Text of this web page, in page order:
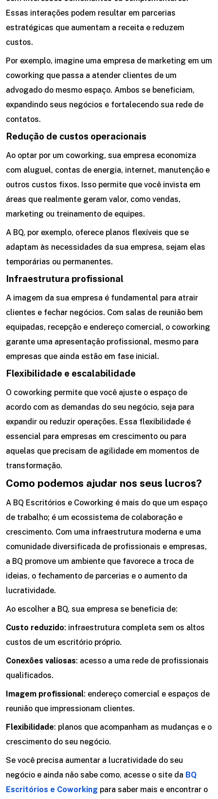
Essas interações podem resultar em parcerias
estratégicas que aumentam a receita e reduzem
custos.
Por exemplo, imagine uma empresa de marketing em um
coworking que passa a atender clientes de um
advogado do mesmo espaço. Ambos se beneficiam,
expandindo seus negócios e fortalecendo sua rede de
contatos.
Redução de custos operacionais
Ao optar por um coworking, sua empresa economiza
com aluguel, contas de energia, internet, manutenção e
outros custos fixos. Isso permite que você invista em
áreas que realmente geram valor, como vendas,
marketing ou treinamento de equipes.
A BQ, por exemplo, oferece planos flexíveis que se
adaptam às necessidades da sua empresa, sejam elas
temporárias ou permanentes.
Infraestrutura profissional
A imagem da sua empresa é fundamental para atrair
clientes e fechar negócios. Com salas de reunião bem
equipadas, recepção e endereço comercial, o coworking
garante uma apresentação profissional, mesmo para
empresas que ainda estão em fase inicial.
Flexibilidade e escalabilidade
O coworking permite que você ajuste o espaço de
acordo com as demandas do seu negócio, seja para
expandir ou reduzir operações. Essa flexibilidade é
essencial para empresas em crescimento ou para
aquelas que precisam de agilidade em momentos de
transformação.
Como podemos ajudar nos seus lucros?
A BQ Escritórios e Coworking é mais do que um espaço
de trabalho; é um ecossistema de colaboração e
crescimento. Com uma infraestrutura moderna e uma
comunidade diversificada de profissionais e empresas,
a BQ promove um ambiente que favorece a troca de
ideias, o fechamento de parcerias e o aumento da
lucratividade.
Ao escolher a BQ, sua empresa se beneficia de:
Custo reduzido: infraestrutura completa sem os altos
custos de um escritório próprio.
Conexões valiosas: acesso a uma rede de profissionais
qualificados.
Imagem profissional: endereço comercial e espaços de
reunião que impressionam clientes.
Flexibilidade: planos que acompanham as mudanças e o
crescimento do seu negócio.
Se você precisa aumentar a lucratividade do seu
negócio e ainda não sabe como, acesse o site da BQ
Escritórios e Coworking para saber mais e encontrar o